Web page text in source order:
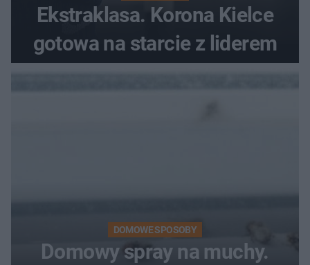
Ekstraklasa. Korona Kielce
gotowa na starcie z liderem
DOMOWE SPOSOBY
Domowy spray na muchy.